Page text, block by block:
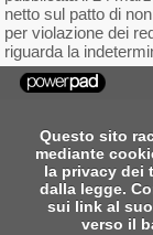
netto sul patto di
per violazione dei
riguarda la
Questo sito
mediante
la privacy dei
dalla legge.
sui link al
verso il